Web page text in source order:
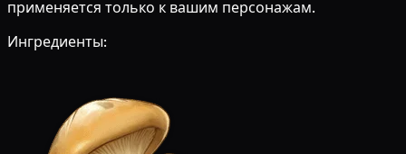
применяется только к вашим персонажам.
Ингредиенты: